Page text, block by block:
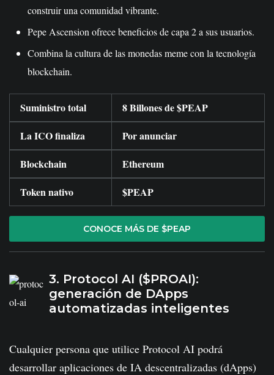
construir una comunidad vibrante.
Pepe Ascension ofrece beneficios de capa 2 a sus usuarios.
Combina la cultura de las monedas meme con la tecnología
blockchain.
Suministro total
8 Billones de $PEAP
La ICO finaliza
Por anunciar
Blockchain
Ethereum
Token nativo
$PEAP
CONOCE MÁS DE $PEAP
3. Protocol AI ($PROAI):
generación de DApps
automatizadas inteligentes
Cualquier persona que utilice Protocol AI podrá
desarrollar aplicaciones de IA descentralizadas (dApps)